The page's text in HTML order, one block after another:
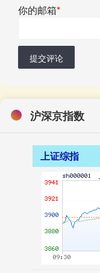
你的邮箱*
提交评论
沪深京指数
上证综指